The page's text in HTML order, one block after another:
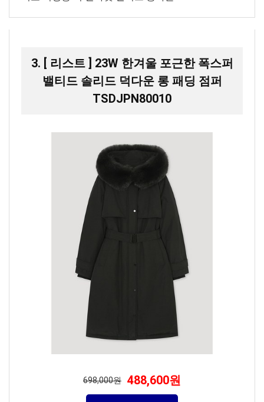
3. [ 리스트 ] 23W 한겨울 포근한 폭스퍼
밸티드 솔리드 덕다운 롱 패딩 점퍼
TSDJPN80010
698,000원 488,600원